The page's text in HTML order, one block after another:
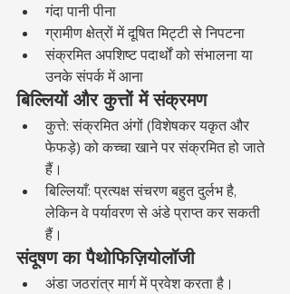
गंदा पानी पीना
ग्रामीण क्षेत्रों में दूषित मिट्टी से निपटना
संक्रमित अपशिष्ट पदार्थों को संभालना या
उनके संपर्क में आना
बिल्लियों और कुत्तों में संक्रमण
कुत्ते: संक्रमित अंगों (विशेषकर यकृत और
फेफड़े) को कच्चा खाने पर संक्रमित हो जाते
हैं।
बिल्लियाँ: प्रत्यक्ष संचरण बहुत दुर्लभ है,
लेकिन वे पर्यावरण से अंडे प्राप्त कर सकती
हैं।
संदूषण का पैथोफिज़ियोलॉजी
अंडा जठरांत्र मार्ग में प्रवेश करता है।